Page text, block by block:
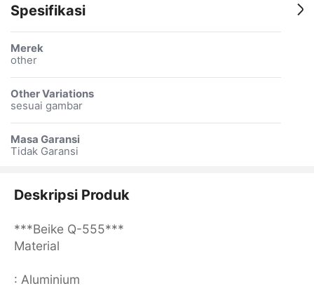
Spesifikasi
Merek
other
Other Variations
sesuai gambar
Masa Garansi
Tidak Garansi
Deskripsi Produk
***Beike Q-555***
Material
: Aluminium